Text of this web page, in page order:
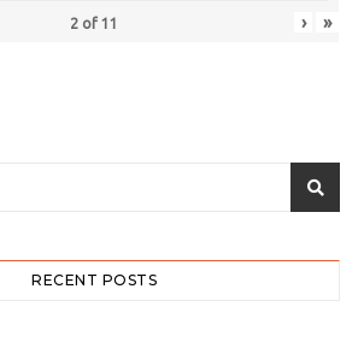
2 of 11 › »
RECENT POSTS